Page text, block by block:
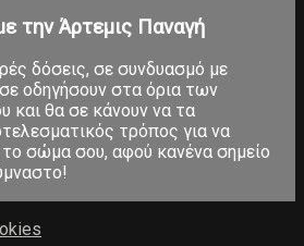
την Άρτεμις Παναγή
δόσεις, σε συνδυασμό με
οδηγήσουν στα όρια των
και θα σε κάνουν να τα
τρόπος για να
σώμα σου, αφού κανένα σημείο